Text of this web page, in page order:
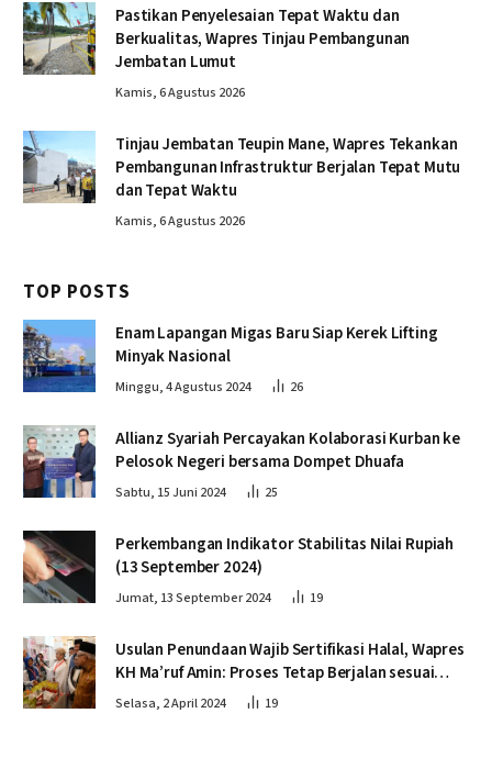
Pastikan Penyelesaian Tepat Waktu dan
Berkualitas, Wapres Tinjau Pembangunan
Jembatan Lumut
Kamis, 6 Agustus 2026
Tinjau Jembatan Teupin Mane, Wapres Tekankan
Pembangunan Infrastruktur Berjalan Tepat Mutu
dan Tepat Waktu
Kamis, 6 Agustus 2026
TOP POSTS
Enam Lapangan Migas Baru Siap Kerek Lifting
Minyak Nasional
Minggu, 4 Agustus 2024 26
Allianz Syariah Percayakan Kolaborasi Kurban ke
Pelosok Negeri bersama Dompet Dhuafa
Sabtu, 15 Juni 2024 25
Perkembangan Indikator Stabilitas Nilai Rupiah
(13 September 2024)
Jumat, 13 September 2024 19
Usulan Penundaan Wajib Sertifikasi Halal, Wapres
KH Ma’ruf Amin: Proses Tetap Berjalan sesuai
Penahapan
Selasa, 2 April 2024 19